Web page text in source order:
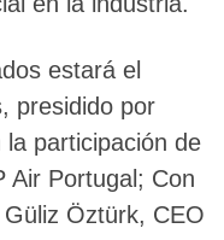
estará el
presidido por
participación de
Air Portugal; Con
Öztürk, CEO